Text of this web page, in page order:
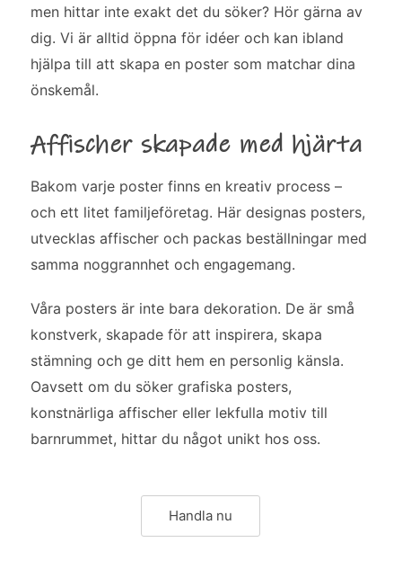
men hittar inte exakt det du söker? Hör gärna av
dig. Vi är alltid öppna för idéer och kan ibland
hjälpa till att skapa en poster som matchar dina
önskemål.
Affischer skapade med hjärta
Bakom varje poster finns en kreativ process –
och ett litet familjeföretag. Här designas posters,
utvecklas affischer och packas beställningar med
samma noggrannhet och engagemang.
Våra posters är inte bara dekoration. De är små
konstverk, skapade för att inspirera, skapa
stämning och ge ditt hem en personlig känsla.
Oavsett om du söker grafiska posters,
konstnärliga affischer eller lekfulla motiv till
barnrummet, hittar du något unikt hos oss.
Handla nu